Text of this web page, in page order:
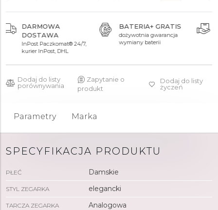
3 800 zł 3 800 zł 3 800 zł
GRATIS ODBIÓR OSOBISTY
w salonach w Warszawie,
Wrocławiu, Poznaniu i
Łodzi
SPRZEDAWCA
Dodaj do listy
porównywania
Zapytanie o
produkt
Dodaj do listy
życzeń
Parametry Marka
SPECYFIKACJA PRODUKTU
PŁEĆ Damskie
STYL ZEGARKA elegancki
TARCZA ZEGARKA Analogowa